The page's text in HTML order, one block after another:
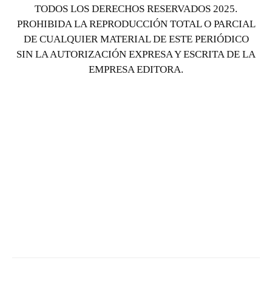
TODOS LOS DERECHOS RESERVADOS 2025.
PROHIBIDA LA REPRODUCCIÓN TOTAL O PARCIAL
DE CUALQUIER MATERIAL DE ESTE PERIÓDICO
SIN LA AUTORIZACIÓN EXPRESA Y ESCRITA DE LA
EMPRESA EDITORA.